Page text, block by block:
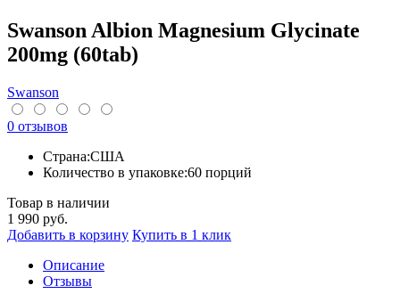
Swanson Albion Magnesium Glycinate
200mg (60tab)
Swanson
0 отзывов
Страна:США
Количество в упаковке:60 порций
Товар в наличии
1 990 руб.
Добавить в корзину Купить в 1 клик
Описание
Отзывы